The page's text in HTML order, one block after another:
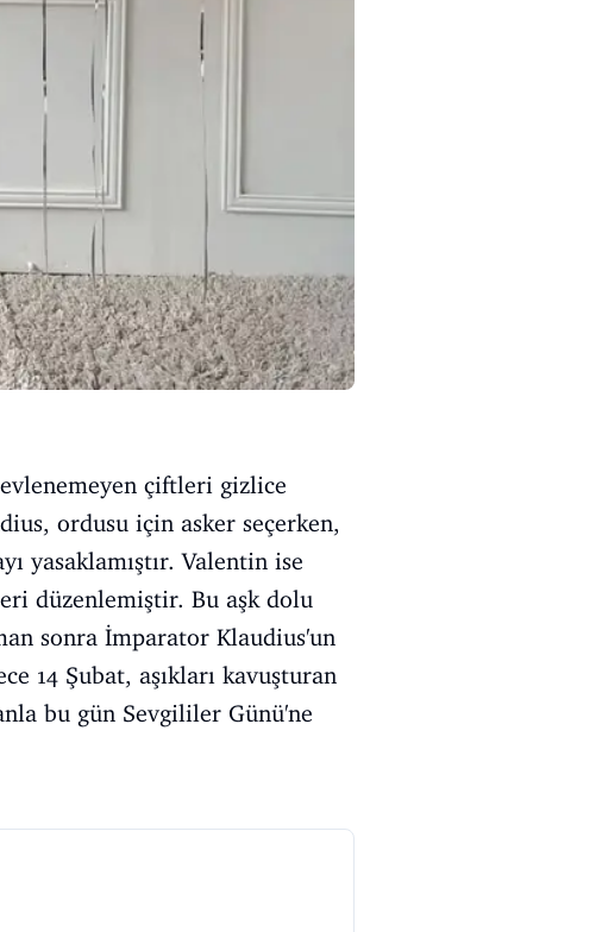
çiftleri gizlice
ordusu için asker seçerken,
yasaklamıştır. Valentin ise
düzenlemiştir. Bu aşk dolu
sonra İmparator Klaudius'un
14 Şubat, aşıkları kavuşturan
bu gün Sevgililer Günü'ne